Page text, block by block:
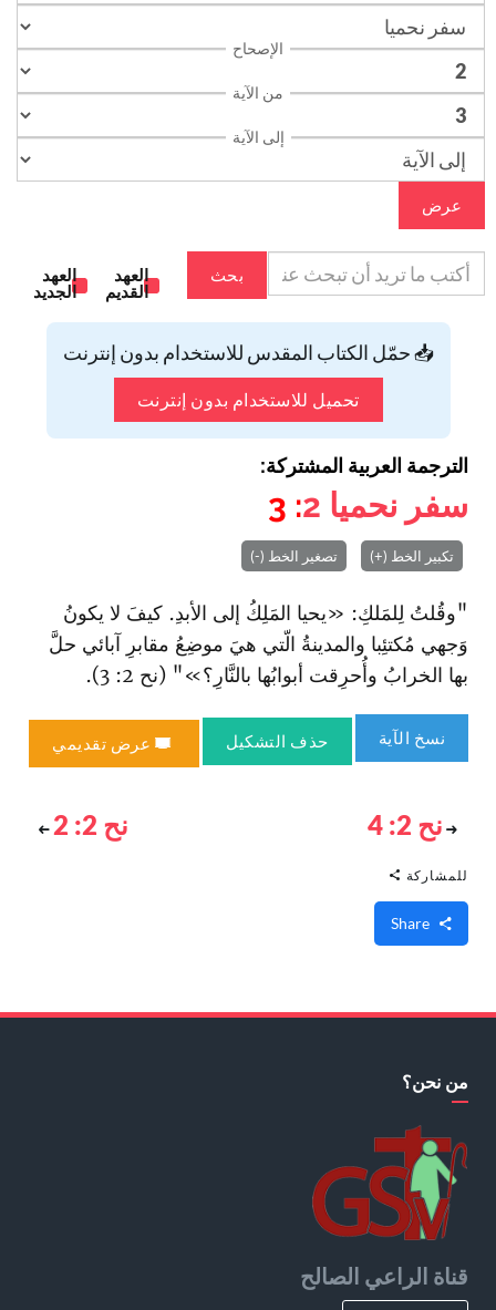
الإصحاح
من الآية
إلى الآية
عرض
بحث
العهد
القديم
العهد
الجديد
📥 حمّل الكتاب المقدس للاستخدام بدون إنترنت
تحميل للاستخدام بدون إنترنت
الترجمة العربية المشتركة:
سفر نحميا 2
: 3
تكبير الخط (+) تصغير الخط (-)
"وقُلتُ لِلمَلكِ: «يحيا المَلِكُ إلى الأبدِ. كيفَ لا يكونُ
وَجهي مُكتئِبا والمدينةُ الّتي هيَ موضِعُ مقابرِ آبائي حلَّ
بها الخرابُ وأُحرِقت أبوابُها بالنَّارِ‌؟»" (نح 2: 3).
نسخ الآية حذف التشكيل عرض تقديمي
نح 2: 4 نح 2: 2
للمشاركة
من نحن؟
قناة الراعي الصالح